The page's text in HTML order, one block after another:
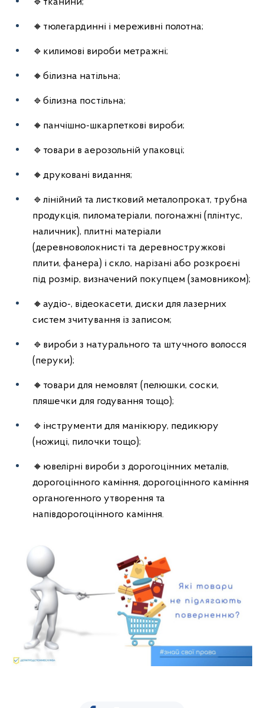
🔸тюлегардинні і мереживні полотна;
🔹килимові вироби метражні;
🔸білизна натільна;
🔹білизна постільна;
🔸панчішно-шкарпеткові вироби;
🔹товари в аерозольній упаковці;
🔸друковані видання;
🔹лінійний та листковий металопрокат, трубна
продукція, пиломатеріали, погонажні (плінтус,
наличник), плитні матеріали
(деревноволокнисті та деревностружкові
плити, фанера) і скло, нарізані або розкроєні
під розмір, визначений покупцем (замовником);
🔸аудіо-, відеокасети, диски для лазерних
систем зчитування із записом;
🔹вироби з натурального та штучного волосся
(перуки);
🔸товари для немовлят (пелюшки, соски,
пляшечки для годування тощо);
🔹інструменти для манікюру, педикюру
(ножиці, пилочки тощо);
🔸ювелірні вироби з дорогоцінних металів,
дорогоцінного каміння, дорогоцінного каміння
органогенного утворення та
напівдорогоцінного каміння.